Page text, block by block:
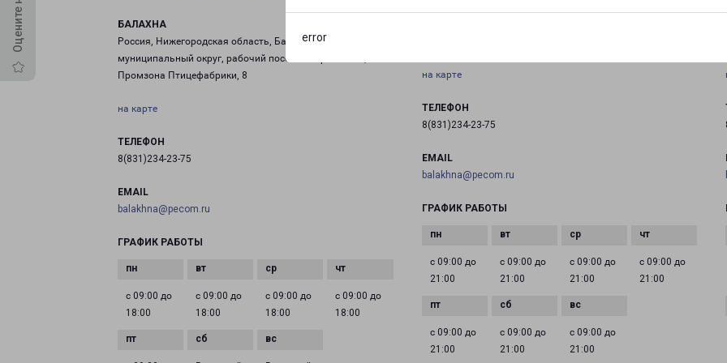
error
БАЛАХНА
Россия, Нижегородская область, Балахнинский
муниципальный округ, рабочий посёлок Первое Мая,
Промзона Птицефабрики, 8
на карте
ТЕЛЕФОН
8(831)234-23-75
EMAIL
balakhna@pecom.ru
ГРАФИК РАБОТЫ
с 09:00 до
18:00
с 09:00 до
18:00
с 09:00 до
18:00
с 09:00 до
18:00
на карте
ТЕЛЕФОН
8(831)234-23-75
EMAIL
balakhna@pecom.ru
ГРАФИК РАБОТЫ
с 09:00 до
21:00
с 09:00 до
21:00
с 09:00 до
21:00
с 09:00 до
21:00
с 09:00 до
21:00
с 09:00 до
21:00
с 09:00 до
21:00